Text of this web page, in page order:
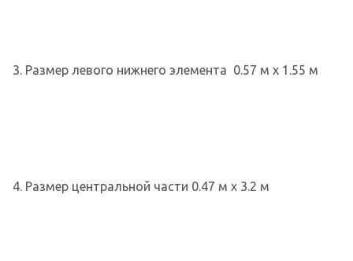
3. Размер левого нижнего элемента 0.57 м х 1.55 м
4. Размер центральной части 0.47 м х 3.2 м